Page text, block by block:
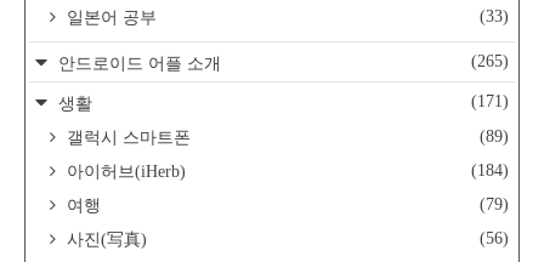
일본어 공부
(33)
안드로이드 어플 소개 (265)
생활
(171)
갤럭시 스마트폰
(89)
아이허브(iHerb)
(184)
여행
(79)
사진(写真)
(56)